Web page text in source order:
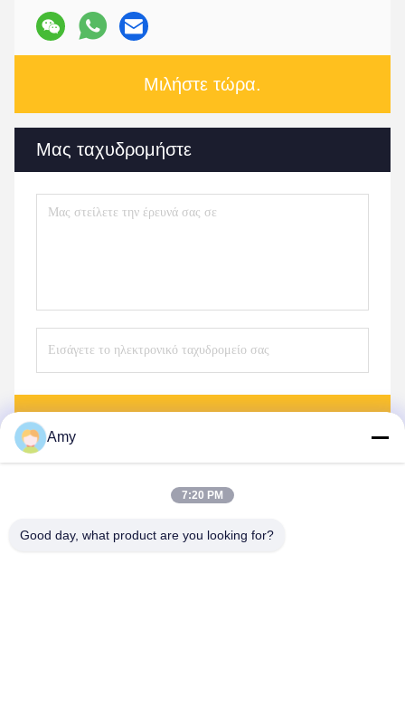
Μιλήστε τώρα.
Μας ταχυδρομήστε
Amy
7:20 PM
Good day, what product are you looking for?